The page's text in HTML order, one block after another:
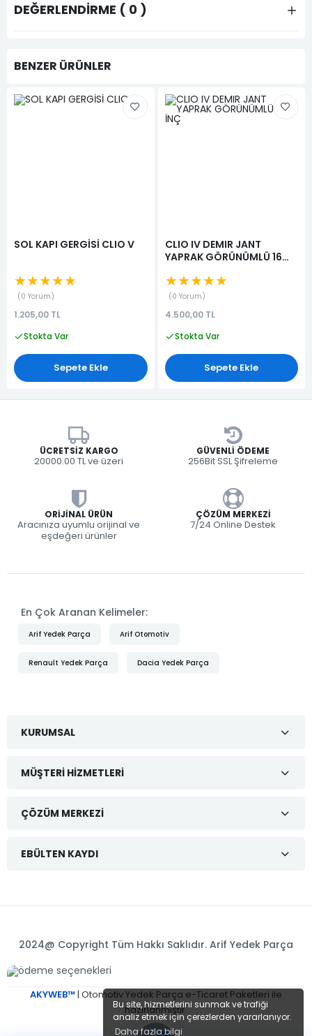
Bu site, hizmetlerini sunmak ve trafiği
analiz etmek için çerezlerden yararlanıyor.
Daha fazla bilgi
DEĞERLENDIRME ( 0 )
BENZER ÜRÜNLER
SOL KAPI GERGİSİ CLIO V
★★★★★
0 Yorum
1.205,00 TL
Stokta Var
Sepete Ekle
CLIO IV DEMIR JANT
YAPRAK GÖRÜNÜMLÜ 16
★★★★★
0 Yorum
4.500,00 TL
Stokta Var
Sepete Ekle
ÜCRETSIZ KARGO
20000.00 TL ve üzeri
GÜVENLI ÖDEME
256Bit SSL Şifreleme
ORIJINAL ÜRÜN
Aracınıza uyumlu orijinal ve
eşdeğeri ürünler
ÇÖZÜM MERKEZI
7/24 Online Destek
En Çok Aranan Kelimeler:
Arif Yedek Parça Arif Otomotiv
Renault Yedek Parça Dacia Yedek Parça
KURUMSAL
MÜŞTERI HIZMETLERI
ÇÖZÜM MERKEZI
EBÜLTEN KAYDI
2024@ Copyright Tüm Hakkı Saklıdır. Arif Yedek Parça
AKYWEB™ | Otomotiv Yedek Parça e-Ticaret Paketleri ile
hazırlanmıştır.